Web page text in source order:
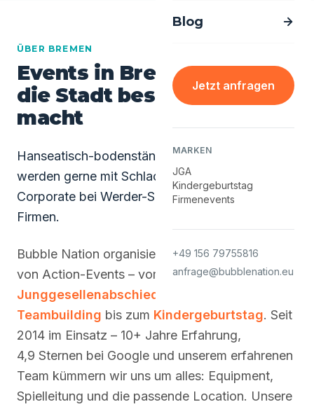
Blog
Jetzt anfragen
MARKEN
JGA
Kindergeburtstag
Firmenevents
+49 156 79755816
anfrage@bubblenation.eu
ÜBER BREMEN
Events in Bremen - was
die Stadt besonders
macht
Hanseatisch-bodenständig - Unsere Events
werden gerne mit Schlachte-Abend kombiniert.
Corporate bei Werder-Sponsoren und Logistik-
Firmen.
Bubble Nation organisiert in Bremen alle Arten
von Action-Events – vom
Junggesellenabschied
Teambuilding bis zum Kindergeburtstag. Seit
2014 im Einsatz – 10+ Jahre Erfahrung,
4,9 Sternen bei Google und unserem erfahrenen
Team kümmern wir uns um alles: Equipment,
Spielleitung und die passende Location. Unsere